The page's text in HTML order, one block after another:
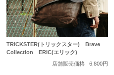
TRICKSTER(トリックスター) Brave
Collection ERIC(エリック)
店舗販売価格
6,800円